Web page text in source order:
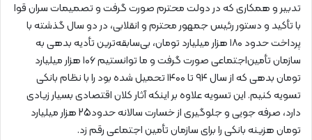
تدبیر و همکاری که در دولت محترم صورت گرفت و تصمیمات سران قوا
با تأکید و دستور رئیس جمهور محترم و انقلابی، در دو سال گذشته با
پرداخت حدود ۱۸۰ هزار میلیارد تومان، بی‌سابقه‌ترین تأدیه بدهی به
سازمان تأمین‌اجتماعی صورت گرفت و ما توانستیم ۱۰۶ هزار میلیارد
تومان بدهی که از سال ۹۴ تا ۱۴۰۰ تحمیل شده بود را با نظام بانکی
تسویه کنیم. این تسویه علاوه بر اینکه آثار کلان اقتصادی بسیار زیادی
دارد، صرفه جویی و جلوگیری از خسارت سالانه حدود25 هزار میلیارد
تومان هزینه بانکی را برای سازمان تأمین اجتماعی رقم زد.